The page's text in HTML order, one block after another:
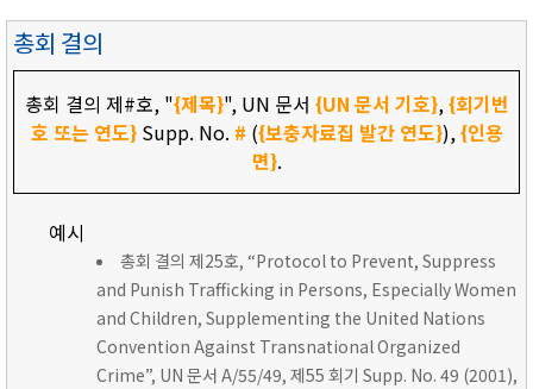
총회 결의
총회 결의 제#호, "{제목}", UN 문서 {UN 문서 기호},{회기번
호 또는 연도}Supp. No. # ({보충자료집 발간 연도}),{인용
면}.
예시
총회 결의 제25호, “Protocol to Prevent, Suppress
and Punish Trafficking in Persons, Especially Women
and Children, Supplementing the United Nations
Convention Against Transnational Organized
Crime”, UN 문서 A/55/49, 제55 회기 Supp. No. 49 (2001),